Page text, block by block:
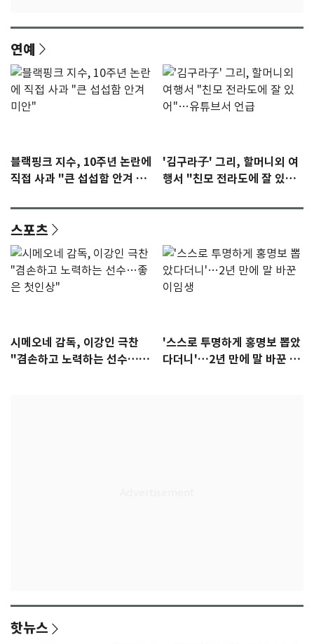
연예
블랙핑크 지수, 10주년 논란에
직접 사과 "큰 섭섭함 안겨 미
'김구라子' 그리, 할머니외 여
행서 "친모 전라도에 잘 있
스포츠
시메오네 감독, 이강인 극찬
"겸손하고 노력하는 선수…좋
'스스로 투명하게 홍명보 뽑았
다더니'…2년 만에 말 바꾼 이
핫뉴스